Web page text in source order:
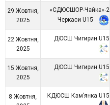
29 Жовтня,
2025
«СДЮСШОР-Чайка»-2
Черкаси U15
22 Жовтня,
2025
ДЮСШ Чигирин U15
15 Жовтня,
2025
ДЮСШ Чигирин U15
8 Жовтня,
КДЮСШ Кам’янка U15